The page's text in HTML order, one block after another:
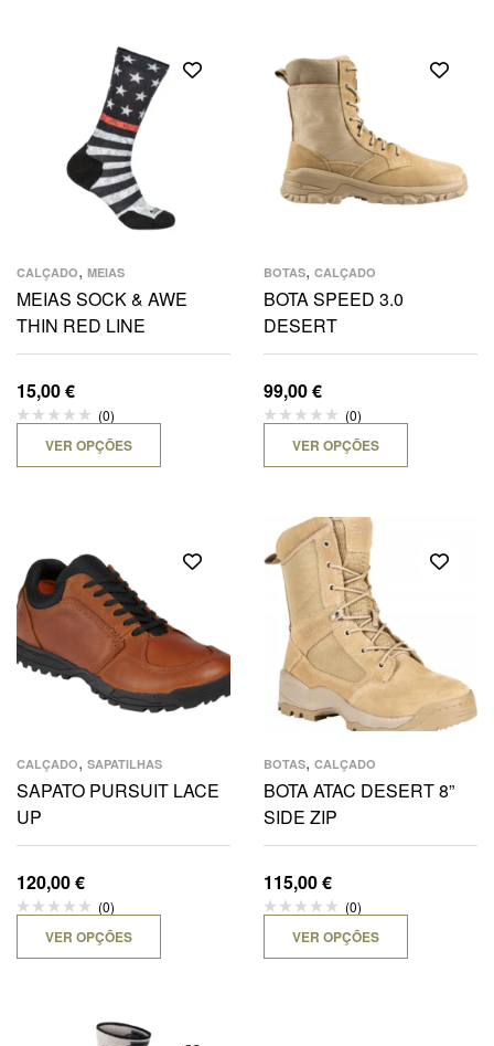
CALÇADO, MEIAS
MEIAS SOCK & AWE
THIN RED LINE
15,00€
(0)
VER OPÇÕES
BOTAS, CALÇADO
BOTA SPEED 3.0
DESERT
99,00€
(0)
VER OPÇÕES
CALÇADO, SAPATILHAS
SAPATO PURSUIT LACE
UP
120,00€
(0)
VER OPÇÕES
BOTAS, CALÇADO
BOTA ATAC DESERT 8”
SIDE ZIP
115,00€
(0)
VER OPÇÕES